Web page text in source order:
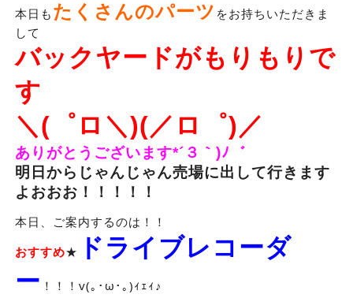
本日も たくさんのパーツ をお持ちいただきま
して
バックヤードがもりもりで
す
＼(゜ロ＼)(／ロ゜)／
ありがとうございます*´３｀)ﾉ゛
明日からじゃんじゃん売場に出して行きます
よおおお！！！！！
本日、ご案内するのは！！
おすすめ★
ドライブレコーダ
ー ！！！v(｡･ω･｡)ｨｪｨ♪